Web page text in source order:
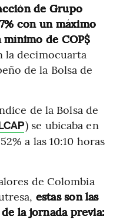
de Grupo
con un máximo
mínimo de COP$
la decimocuarta
de la Bolsa de
de la Bolsa de
) se ubicaba en
a las 10:10 horas
de Colombia
estas son las
la jornada previa: